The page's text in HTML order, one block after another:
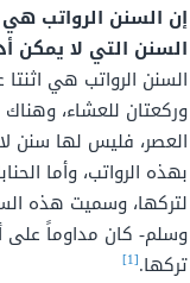
إن السنن الرواتب
السنن التي لا يمكن
وركعتان للعشاء،
العصر، فليس لها سنن
بهذه الرواتب، وأما
لتركها، وسميت هذه
وسلم- كان مداوماً على
تركها.[1]